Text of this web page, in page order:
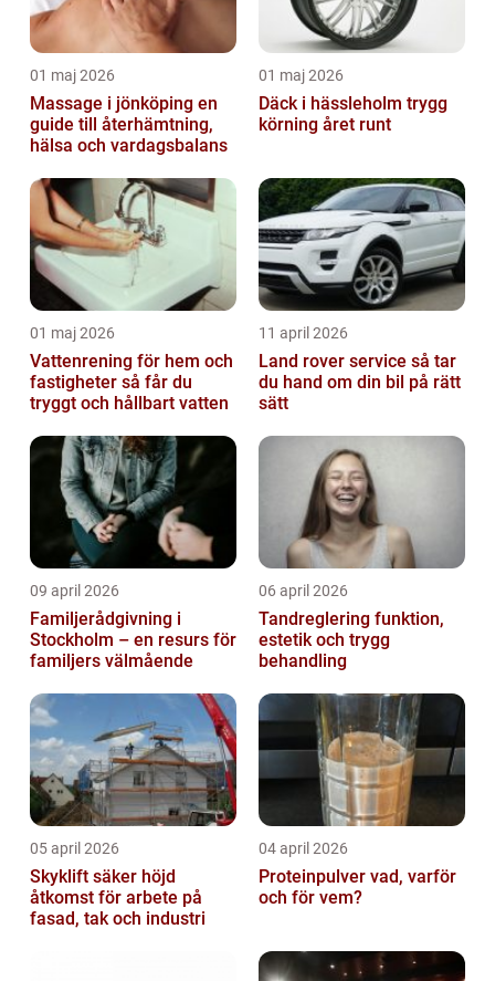
01 maj 2026
Massage i jönköping en
guide till återhämtning,
hälsa och vardagsbalans
01 maj 2026
Däck i hässleholm trygg
körning året runt
01 maj 2026
Vattenrening för hem och
fastigheter så får du
tryggt och hållbart vatten
11 april 2026
Land rover service så tar
du hand om din bil på rätt
sätt
09 april 2026
Familjerådgivning i
Stockholm – en resurs för
familjers välmående
06 april 2026
Tandreglering funktion,
estetik och trygg
behandling
05 april 2026
Skyklift säker höjd
åtkomst för arbete på
fasad, tak och industri
04 april 2026
Proteinpulver vad, varför
och för vem?